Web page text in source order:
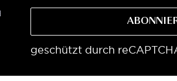
geschützt durch